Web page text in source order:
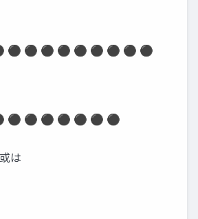
⚫ ⚫ ⚫ ⚫ ⚫ ⚫ ⚫ ⚫ ⚫
⚫ ⚫ ⚫ ⚫ ⚫ ⚫ ⚫
は